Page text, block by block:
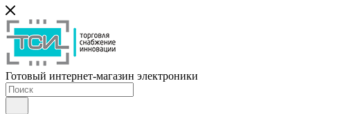
Готовый интернет-магазин электроники